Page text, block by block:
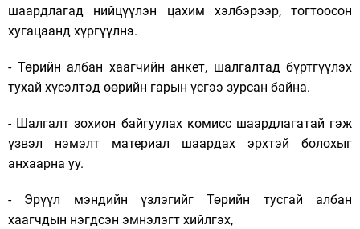
шаардлагад нийцүүлэн цахим хэлбэрээр, тогтоосон
хугацаанд хүргүүлнэ.
- Төрийн албан хаагчийн анкет, шалгалтад бүртгүүлэх
тухай хүсэлтэд өөрийн гарын үсгээ зурсан байна.
- Шалгалт зохион байгуулах комисс шаардлагатай гэж
үзвэл нэмэлт материал шаардах эрхтэй болохыг
анхаарна уу.
- Эрүүл мэндийн үзлэгийг Төрийн тусгай албан
хаагчдын нэгдсэн эмнэлэгт хийлгэх,